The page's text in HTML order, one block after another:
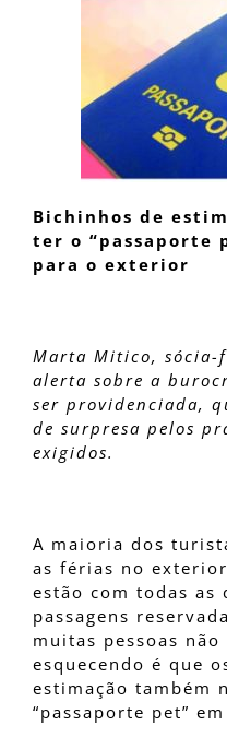
Bichinhos de
ter o “passaporte
para o exterior
Marta Mitico, sócia-
alerta sobre a
ser providenciada,
de surpresa pelos
exigidos.
A maioria dos
as férias no
estão com todas as
passagens
muitas pessoas não
esquecendo é que
estimação também
“passaporte pet”